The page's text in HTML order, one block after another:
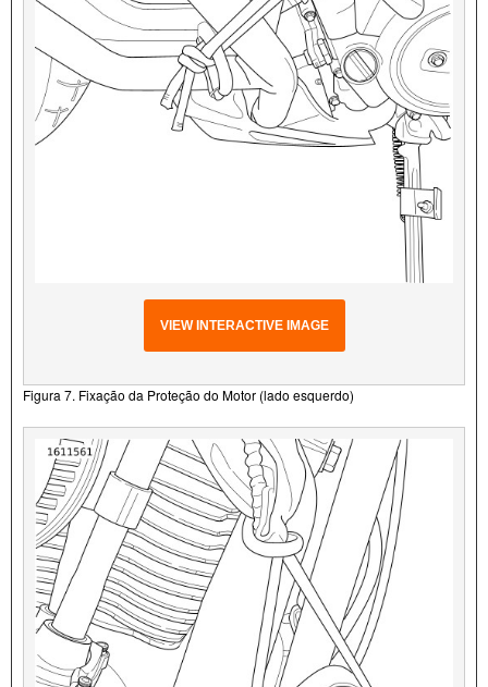
VIEW INTERACTIVE IMAGE
Figura 7. Fixação da Proteção do Motor (lado esquerdo)